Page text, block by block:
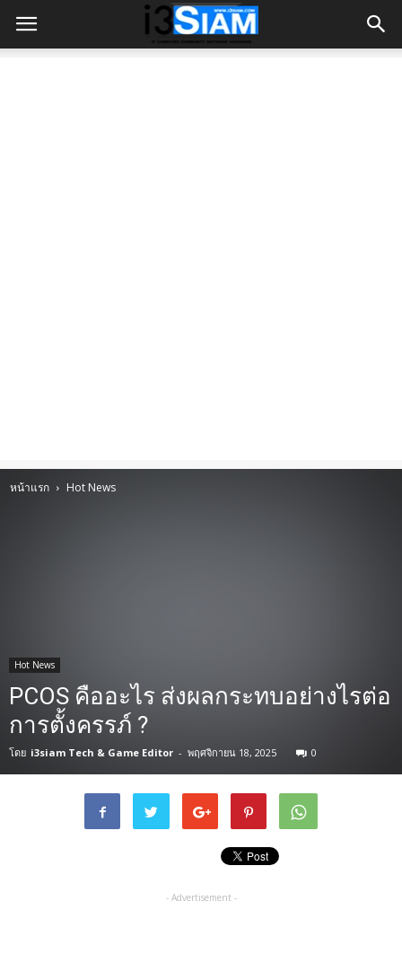
หน้าแรก Hot News
Hot News
PCOS คืออะไร ส่งผลกระทบอย่างไรต่อ
การตั้งครรภ์ ?
โดย i3siam Tech & Game Editor - พฤศจิกายน 18, 2025 0
- Advertisement -